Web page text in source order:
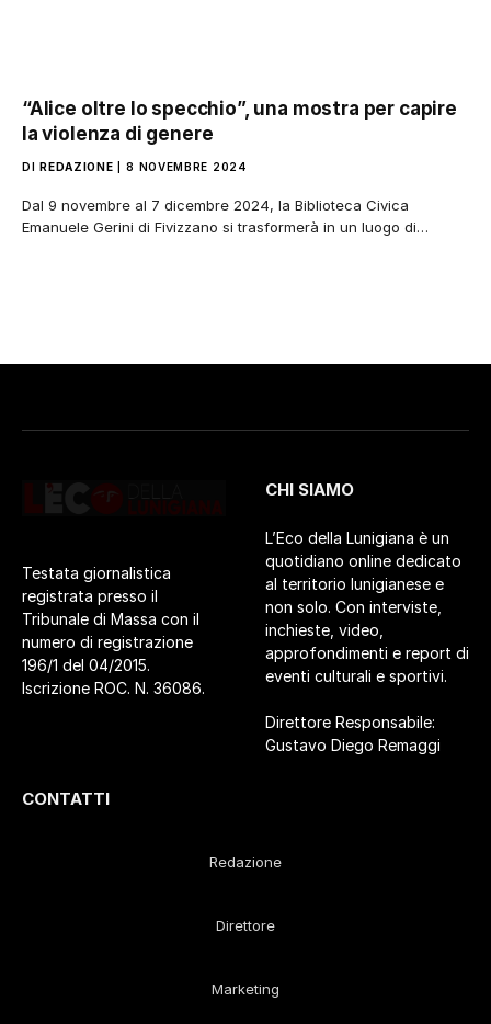
“Alice oltre lo specchio”, una mostra per capire
la violenza di genere
DI REDAZIONE 8 NOVEMBRE 2024
Dal 9 novembre al 7 dicembre 2024, la Biblioteca Civica
Emanuele Gerini di Fivizzano si trasformerà in un luogo di…
Testata giornalistica
registrata presso il
Tribunale di Massa con il
numero di registrazione
196/1 del 04/2015.
Iscrizione ROC. N. 36086.
CHI SIAMO
L’Eco della Lunigiana è un
quotidiano online dedicato
al territorio lunigianese e
non solo. Con interviste,
inchieste, video,
approfondimenti e report di
eventi culturali e sportivi.
Direttore Responsabile:
Gustavo Diego Remaggi
CONTATTI
Redazione
Direttore
Marketing